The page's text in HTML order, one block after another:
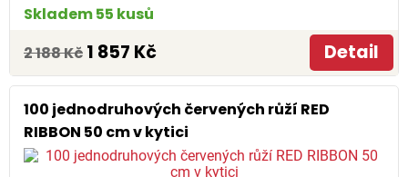
Skladem 55 kusů
2 188 Kč 1 857 Kč Detail
100 jednodruhových červených růží RED
RIBBON 50 cm v kytici